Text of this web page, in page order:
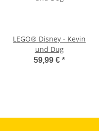
LEGO® Disney - Kevin
und Dug
59,99 € *